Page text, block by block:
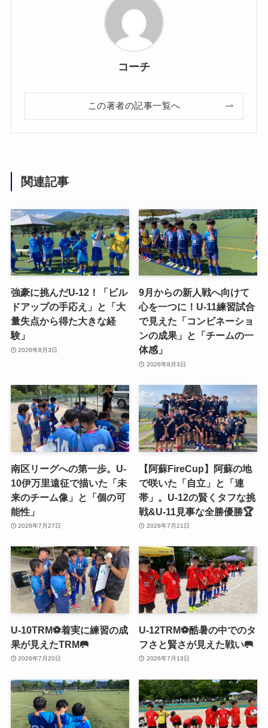
コーチ
この著者の記事一覧へ
関連記事
強豪に挑んだU-12！「ビル
ドアップの手応え」と「大
量失点から得た大きな経
験」
2026年8月3日
9月からの新人戦へ向けて
心を一つに！U-11練習試合
で見えた「コンビネーショ
ンの成果」と「チームの一
体感」
2026年8月3日
南区リーグへの第一歩。U-
10伊万里遠征で描いた「未
来のチーム像」と「個の可
能性」
2026年7月27日
【阿蘇FireCup】阿蘇の地
で咲いた「自立」と「連
帯」。U-12の賢くタフな挑
戦&U-11見事な全勝優勝🏆
2026年7月21日
U-10TRM⚽️着実に練習の成
果が見えたTRM🥅
2026年7月20日
U-12TRM⚽️酷暑の中でのタ
フさと賢さが見えた戦い🥅
2026年7月13日